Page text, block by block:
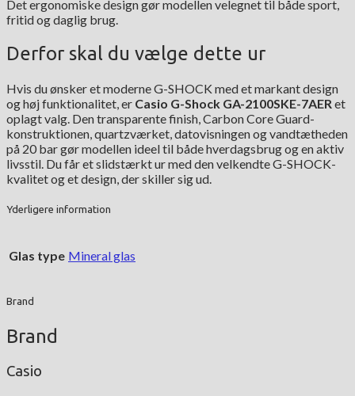
Det ergonomiske design gør modellen velegnet til både sport,
fritid og daglig brug.
Derfor skal du vælge dette ur
Hvis du ønsker et moderne G-SHOCK med et markant design
og høj funktionalitet, er Casio G-Shock GA-2100SKE-7AER et
oplagt valg. Den transparente finish, Carbon Core Guard-
konstruktionen, quartzværket, datovisningen og vandtætheden
på 20 bar gør modellen ideel til både hverdagsbrug og en aktiv
livsstil. Du får et slidstærkt ur med den velkendte G-SHOCK-
kvalitet og et design, der skiller sig ud.
Yderligere information
Glas type Mineral glas
Brand
Brand
Casio